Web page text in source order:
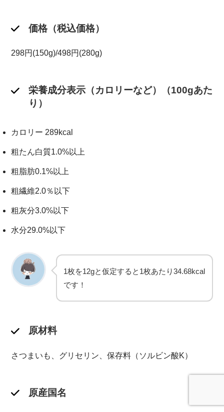
価格（税込価格）
298円(150g)/498円(280g)
栄養成分表示（カロリーなど）（100gあた
り）
カロリー 289kcal
粗たん白質1.0%以上
粗脂肪0.1%以上
粗繊維2.0％以下
粗灰分3.0%以下
水分29.0%以下
1枚を12gと仮定すると1枚あたり34.68kcal
です！
原材料
さつまいも、グリセリン、保存料（ソルビン酸K）
原産国名